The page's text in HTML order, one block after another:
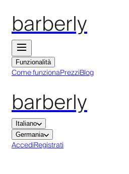
barberly
Funzionalità
Come funzionaPrezziBlog
barberly
Italiano
Germania
AccediRegistrati